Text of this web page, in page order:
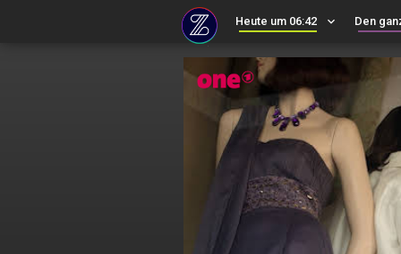
Heute um 06:42 keyboard_arrow_down Den